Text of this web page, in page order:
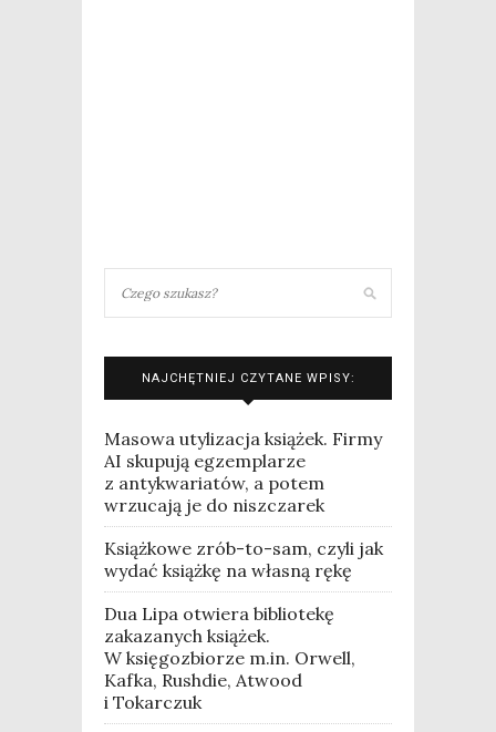
NAJCHĘTNIEJ CZYTANE WPISY:
Masowa utylizacja książek. Firmy
AI skupują egzemplarze
z antykwariatów, a potem
wrzucają je do niszczarek
Książkowe zrób-to-sam, czyli jak
wydać książkę na własną rękę
Dua Lipa otwiera bibliotekę
zakazanych książek.
W księgozbiorze m.in. Orwell,
Kafka, Rushdie, Atwood
i Tokarczuk